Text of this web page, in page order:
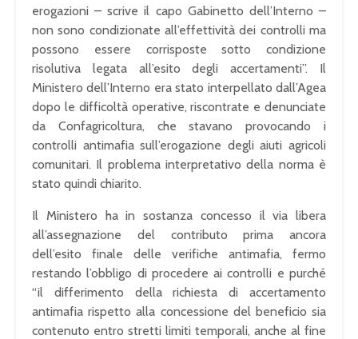
erogazioni – scrive il capo Gabinetto dell’Interno –
non sono condizionate all’effettività dei controlli ma
possono essere corrisposte sotto condizione
risolutiva legata all’esito degli accertamenti”. Il
Ministero dell’Interno era stato interpellato dall’Agea
dopo le difficoltà operative, riscontrate e denunciate
da Confagricoltura, che stavano provocando i
controlli antimafia sull’erogazione degli aiuti agricoli
comunitari. Il problema interpretativo della norma è
stato quindi chiarito.
Il Ministero ha in sostanza concesso il via libera
all’assegnazione del contributo prima ancora
dell’esito finale delle verifiche antimafia, fermo
restando l’obbligo di procedere ai controlli e purché
“il differimento della richiesta di accertamento
antimafia rispetto alla concessione del beneficio sia
contenuto entro stretti limiti temporali, anche al fine